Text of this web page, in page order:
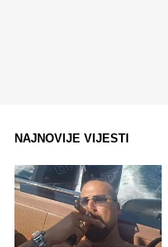
NAJNOVIJE VIJESTI